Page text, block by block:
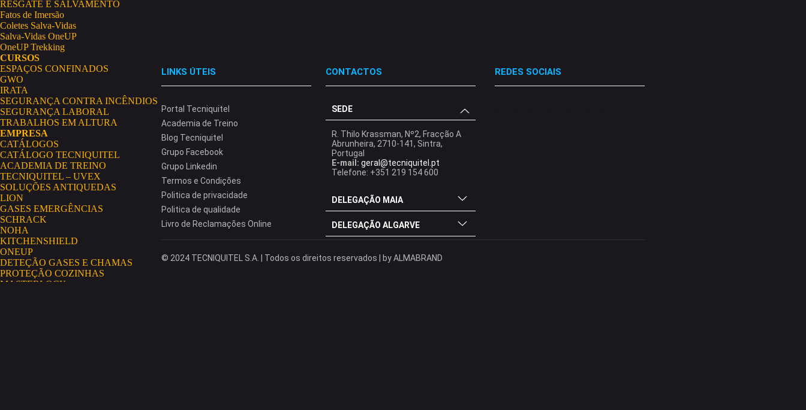
RESGATE E SALVAMENTO
Fatos de Imersão
Coletes Salva-Vidas
Salva-Vidas OneUP
OneUP Trekking
CURSOS
ESPAÇOS CONFINADOS
GWO
IRATA
SEGURANÇA CONTRA INCÊNDIOS
SEGURANÇA LABORAL
TRABALHOS EM ALTURA
EMPRESA
CATÁLOGOS
CATÁLOGO TECNIQUITEL
ACADEMIA DE TREINO
TECNIQUITEL – UVEX
SOLUÇÕES ANTIQUEDAS
LION
GASES EMERGÊNCIAS
SCHRACK
NOHA
KITCHENSHIELD
ONEUP
DETEÇÃO GASES E CHAMAS
PROTEÇÃO COZINHAS
MASTERLOCK
LINKS ÚTEIS
Portal Tecniquitel
Academia de Treino
Blog Tecniquitel
Grupo Facebook
Grupo Linkedin
Termos e Condições
Politica de privacidade
Politica de qualidade
Livro de Reclamações Online
CONTACTOS
SEDE
R. Thilo Krassman, Nº2, Fracção A
Abrunheira, 2710-141, Sintra,
Portugal
E-mail: geral@tecniquitel.pt
Telefone: +351 219 154 600
DELEGAÇÃO MAIA
DELEGAÇÃO ALGARVE
REDES SOCIAIS
© 2024 TECNIQUITEL S.A. | Todos os direitos reservados | byALMABRAND